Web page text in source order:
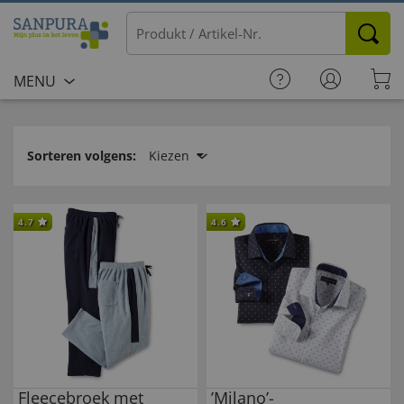
MENU
Sorteren volgens: Kiezen
4.7
Fleecebroek met
4.6
’Milano’-